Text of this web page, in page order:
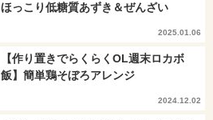
ほっこり低糖質あずき＆ぜんざい
2025.01.06
【作り置きでらくらくOL週末ロカボ
飯】簡単鶏そぼろアレンジ
2024.12.02